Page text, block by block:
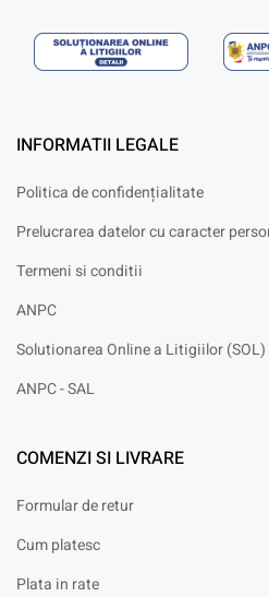
INFORMATII LEGALE
Politica de confidențialitate
Prelucrarea datelor cu caracter
Termeni si conditii
ANPC
Solutionarea Online a Litigiilor (SOL)
ANPC - SAL
COMENZI SI LIVRARE
Formular de retur
Cum platesc
Plata in rate